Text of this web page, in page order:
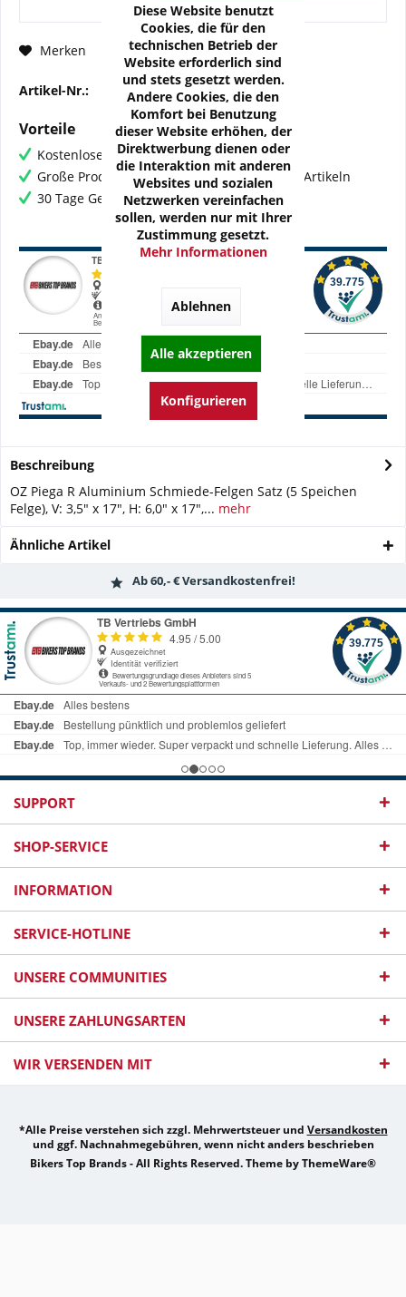
Merken Fragen zum Artikel?
Artikel-Nr.: OZ-R-DUC06-Z1M
Vorteile
Kostenloser Versand ab € 60,- Bestellwert
Große Produktauswahl mit mehr als 80.000 Artikeln
30 Tage Geld-Zurück-Garantie
Beschreibung
OZ Piega R Aluminium Schmiede-Felgen Satz (5 Speichen
Felge), V: 3,5" x 17", H: 6,0" x 17",... mehr
Ähnliche Artikel
Ab 60,- € Versandkostenfrei!
SUPPORT
SHOP-SERVICE
INFORMATION
SERVICE-HOTLINE
UNSERE COMMUNITIES
UNSERE ZAHLUNGSARTEN
WIR VERSENDEN MIT
*Alle Preise verstehen sich zzgl. Mehrwertsteuer und Versandkosten
und ggf. Nachnahmegebühren, wenn nicht anders beschrieben
Bikers Top Brands - All Rights Reserved. Theme byThemeWare®
Diese Website benutzt
Cookies, die für den
technischen Betrieb der
Website erforderlich sind
und stets gesetzt werden.
Andere Cookies, die den
Komfort bei Benutzung
dieser Website erhöhen, der
Direktwerbung dienen oder
die Interaktion mit anderen
Websites und sozialen
Netzwerken vereinfachen
sollen, werden nur mit Ihrer
Zustimmung gesetzt.
Mehr Informationen
Ablehnen
Alle akzeptieren
Konfigurieren